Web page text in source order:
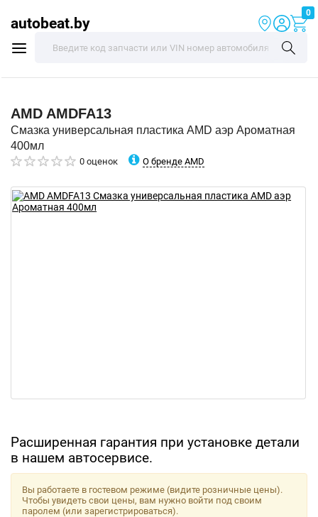
autobeat.by
0
AMD AMDFA13
Смазка универсальная пластика AMD аэр Ароматная
400мл
0 оценок О бренде AMD
Расширенная гарантия при установке детали
в нашем автосервисе.
Вы работаете в гостевом режиме (видите розничные цены).
Чтобы увидеть свои цены, вам нужно войти под своим
паролем (или зарегистрироваться).